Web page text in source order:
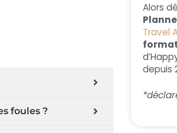
foules ?
Alors
Travel
depuis